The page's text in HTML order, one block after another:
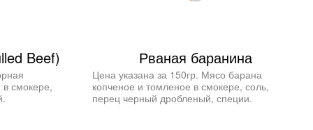
Beef)
в смокере,
Рваная баранина
Цена указана за 150гр. Мясо барана
копченое и томленое в смокере, соль,
перец черный дробленый, специи.